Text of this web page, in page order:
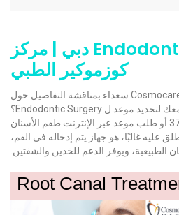
Endodontic Surgery دبي | مركز
كوزموكير الطبي
سيكون أطباؤنا وموظفونا في Cosmocare سعداء بمناقشة التفاصيل حول
ذلك Endodontic Surgery معك.لتحديد موعد ل Endodontic Surgery؟
يرجى الاتصال على 04-3798747 أو طلب موعد عبر الإنترنت.طقم الأسنان
عليه غالبًا، هو جهاز يتم إدخاله في الفم،
الطبيعية، ويوفر الدعم للخدين والشفتين.